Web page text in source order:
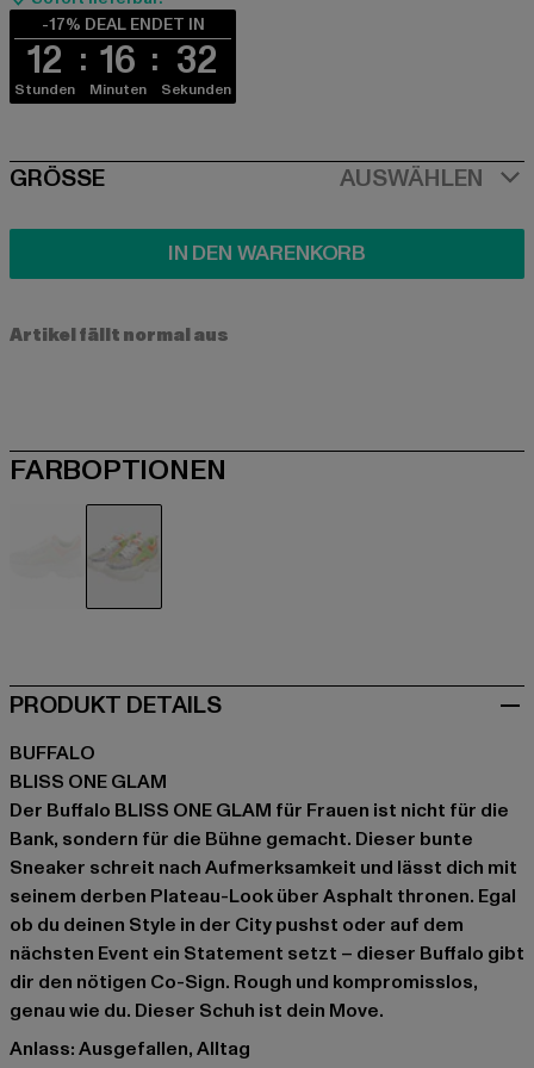
-17% DEAL ENDET IN
12
Stunden
16
Minuten
32
Sekunden
SIZE
GRÖSSE AUSWÄHLEN
IN DEN WARENKORB
Artikel fällt normal aus
FARBOPTIONEN
PRODUKT DETAILS
BUFFALO
BLISS ONE GLAM
Der Buffalo BLISS ONE GLAM für Frauen ist nicht für die
Bank, sondern für die Bühne gemacht. Dieser bunte
Sneaker schreit nach Aufmerksamkeit und lässt dich mit
seinem derben Plateau-Look über Asphalt thronen. Egal
ob du deinen Style in der City pushst oder auf dem
nächsten Event ein Statement setzt – dieser Buffalo gibt
dir den nötigen Co-Sign. Rough und kompromisslos,
genau wie du. Dieser Schuh ist dein Move.
Anlass: Ausgefallen, Alltag